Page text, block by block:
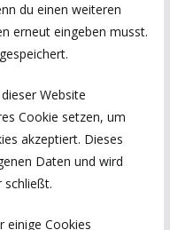
du einen weiteren
erneut eingeben musst.
Website
Cookie setzen, um
akzeptiert. Dieses
Daten und wird
schließt.
einige Cookies